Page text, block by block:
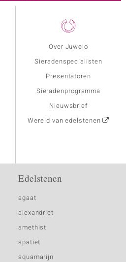
Over Juwelo
Sieradenspecialisten
Presentatoren
Sieradenprogramma
Nieuwsbrief
Wereld van edelstenen
Edelstenen
agaat
alexandriet
amethist
apatiet
aquamarijn